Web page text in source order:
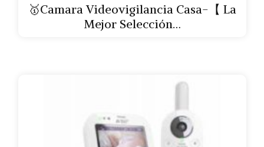
🥇Camara Videovigilancia Casa-【 La
Mejor Selección…